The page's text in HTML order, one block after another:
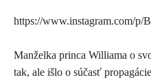
https://www.instagram.com/p/
Manželka princa Williama o
tak, ale išlo o súčasť